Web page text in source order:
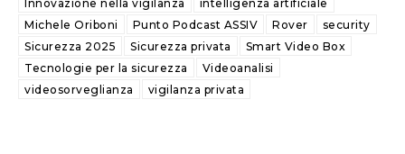
Innovazione nella vigilanza
intelligenza artificiale
Michele Oriboni
Punto Podcast ASSIV Rover
security
Sicurezza 2025
Sicurezza privata
Smart Video Box
Tecnologie per la sicurezza
Videoanalisi
videosorveglianza
vigilanza privata